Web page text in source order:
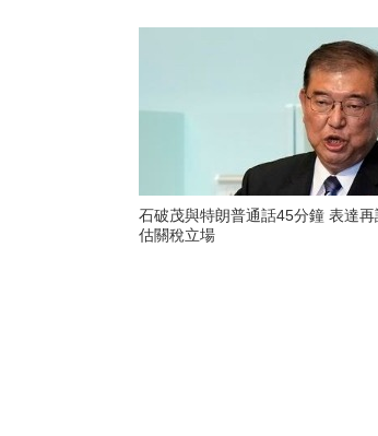
石破茂與特朗普通話45分鐘 表達再
估關稅立場